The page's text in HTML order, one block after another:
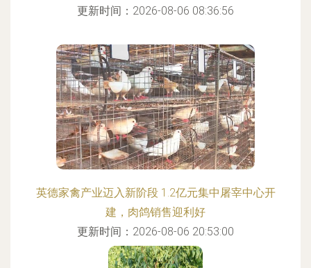
更新时间：2026-08-06 08:36:56
英德家禽产业迈入新阶段 1.2亿元集中屠宰中心开
建，肉鸽销售迎利好
更新时间：2026-08-06 20:53:00